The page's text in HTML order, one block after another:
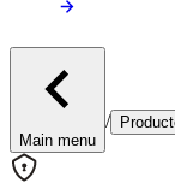
Main menu
/